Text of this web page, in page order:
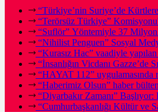
“Türkiye’nin Suriye’de
“Terörsüz Türkiye”
“Suflör” Yöntemiyle 37
“Nihilist Penguen” Sosyal
“Kurasız Hac” vaadiyle
“İnsanlığın Vicdanı Gazze’de
“HAYAT 112” uygulamasında
“Haberimiz Olsun” haber
“Diyarbakır Zamanı”
“Cumhurbaşkanlığı Kültür ve